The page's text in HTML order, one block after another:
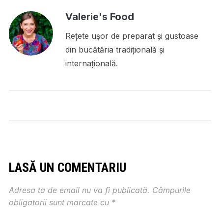
Valerie's Food
Rețete ușor de preparat și gustoase
din bucătăria tradițională și
internațională.
LASĂ UN COMENTARIU
Adresa ta de email nu va fi publicată. Câmpurile
obligatorii sunt marcate cu *